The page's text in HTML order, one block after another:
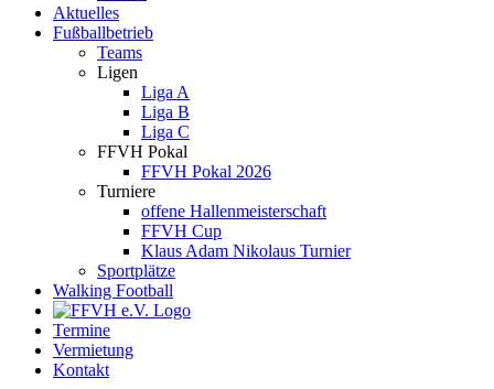
Aktuelles
Fußballbetrieb
Teams
Ligen
Liga A
Liga B
Liga C
FFVH Pokal
FFVH Pokal 2026
Turniere
offene Hallenmeisterschaft
FFVH Cup
Klaus Adam Nikolaus Turnier
Sportplätze
Walking Football
Termine
Vermietung
Kontakt